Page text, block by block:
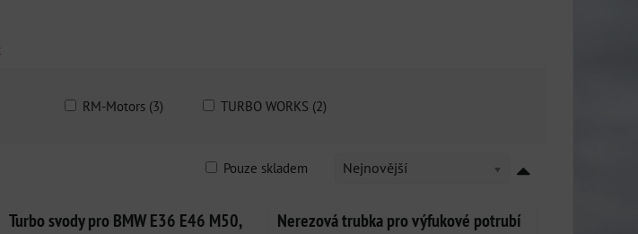
RM-Motors (3) TURBO WORKS (2)
Nejnovější
Pouze skladem
Turbo svody pro BMW E36 E46 M50,
Nerezová trubka pro výfukové potrubí